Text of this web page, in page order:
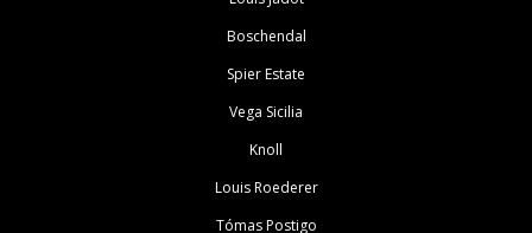
Boschendal
Spier Estate
Vega Sicilia
Knoll
Louis Roederer
Tómas Postigo